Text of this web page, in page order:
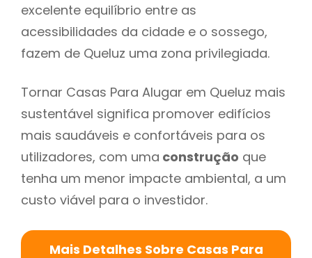
excelente equilíbrio entre as
acessibilidades da cidade e o sossego,
fazem de Queluz uma zona privilegiada.
Tornar Casas Para Alugar em Queluz mais
sustentável significa promover edifícios
mais saudáveis e confortáveis para os
utilizadores, com uma construção que
tenha um menor impacte ambiental, a um
custo viável para o investidor.
Mais Detalhes Sobre Casas Para